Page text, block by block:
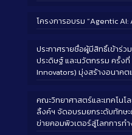
โครงการอบรม “Agentic AI:
ประกาศรายชื่อผู้มีสิทธิ์เข้าร่ว
ประดิษฐ์ และนวัตกรรม ครั้งที่
Innovators) มุ่งสร้างอนาค
คณะวิทยาศาสตร์และเทคโน
ลิ้งค์ฯ จัดอบรมยกระดับทักษะ
ข่ายคอมพิวเตอร์สู่โลกการท